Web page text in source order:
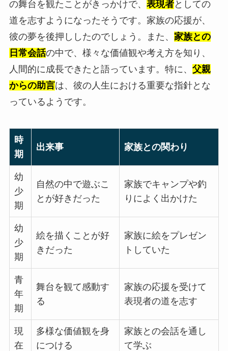
の舞台を観たことがきっかけで、 表現者としての
道を志すようになったそうです。家族の応援が、
彼の夢を後押ししたのでしょう。また、 家族との
日常会話の中で、様々な価値観や考え方を知り、
人間的に成長できたと語っています。特に、 父親
からの助言は、彼の人生における重要な指針とな
っているようです。
時
期
出来事 家族との関わり
幼
少
期
自然の中で遊ぶこ
とが好きだった
家族でキャンプや釣
りによく出かけた
幼
少
期
絵を描くことが好
きだった
家族に絵をプレゼン
トしていた
青
年
期
舞台を観て感動す
る
家族の応援を受けて
表現者の道を志す
現
在
多様な価値観を身
につける
家族との会話を通し
て学ぶ